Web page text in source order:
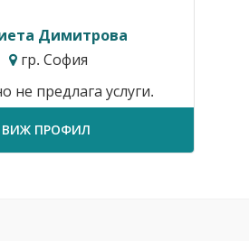
Димитрова
гр. София
не предлага услуги.
ВИЖ ПРОФИЛ